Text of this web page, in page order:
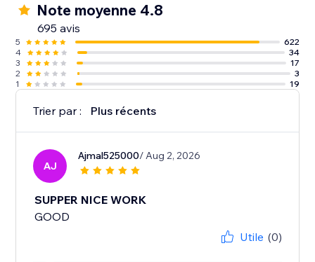
Note moyenne 4.8
695 avis
5
622
4
34
3
17
2
3
1
19
Trier par : Plus récents
AJ
Ajmal525000/ Aug 2, 2026
SUPPER NICE WORK
GOOD
Utile (0)